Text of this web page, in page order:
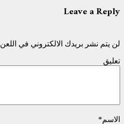
Leave a Reply
لن يتم نشر بريدك الالكتروني في اللعن
تعليق
الاسم*